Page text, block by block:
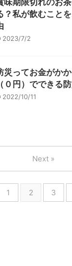
味期限切れのお
？私が飲むこと
2023/7/2
災ってお金がか
（０円）でできる
2022/10/11
1 2 3
Next »